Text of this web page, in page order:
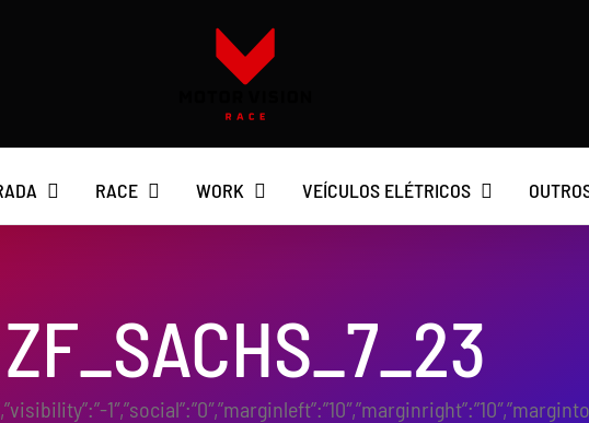
RACE WORK VEÍCULOS ELÉTRICOS
ZF_SACHS_7_23